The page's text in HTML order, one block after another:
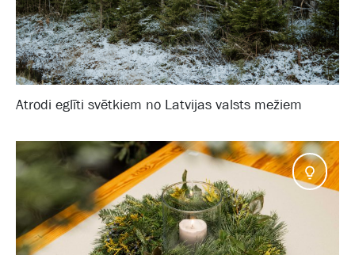
Atrodi eglīti svētkiem no Latvijas valsts mežiem